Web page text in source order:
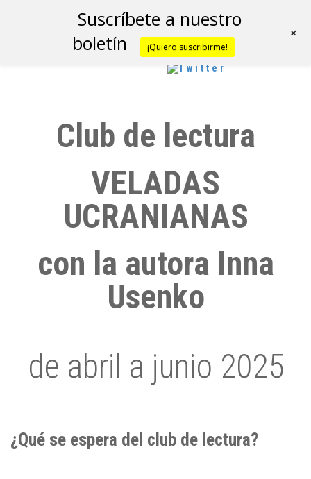
Club de lectura
VELADAS
UCRANIANAS
con la autora Inna
Usenko
de abril a junio 2025
¿Qué se espera del club de lectura?
Suscríbete a nuestro
boletín
¡Quiero suscribirme!
+